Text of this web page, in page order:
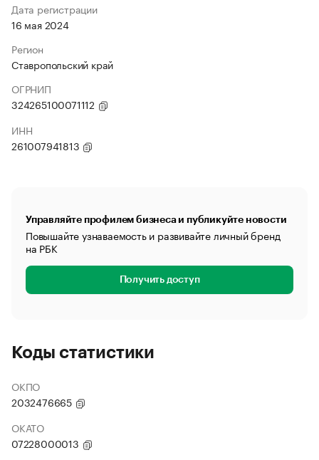
Дата регистрации
16 мая 2024
Регион
Ставропольский край
ОГРНИП
324265100071112
ИНН
261007941813
Управляйте профилем бизнеса и публикуйте новости
Повышайте узнаваемость и развивайте личный бренд
на РБК
Получить доступ
Коды статистики
ОКПО
2032476665
ОКАТО
07228000013